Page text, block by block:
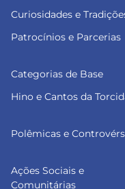
Curiosidades e
Patrocínios e Parcerias
Categorias de Base
Hino e Cantos da
Polêmicas e
Ações Sociais e
Comunitárias